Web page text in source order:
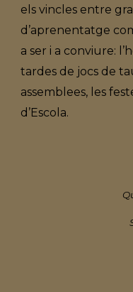
els vincles entre
d’aprenentatge
a ser i a conviure:
tardes de jocs de
assemblees, les
d’Escola.